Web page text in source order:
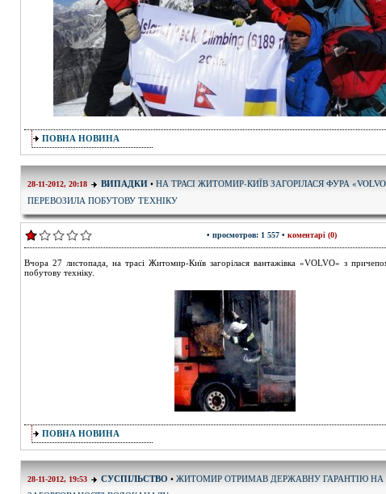
ПОВНА НОВИНА
28-11-2012, 20:18 ВИПАДКИ • НА ТРАСІ ЖИТОМИР-КИЇВ ЗАГОРІЛАСЯ ФУРА
ПЕРЕВОЗИЛА ПОБУТОВУ ТЕХНІКУ
• просмотров: 1 557 • коментарі (0)
Вчора 27 листопада, на трасі Житомир-Київ загорілася вантажівка «VOLVO» з
побутову техніку.
ПОВНА НОВИНА
28-11-2012, 19:53 СУСПІЛЬСТВО • ЖИТОМИР ОТРИМАВ ДЕРЖАВНУ ГАРАНТІЮ